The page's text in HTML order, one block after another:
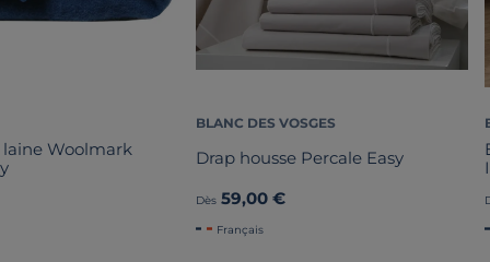
Woolmark
BLANC DES VOSGES
Drap housse Percale Easy
Dès 59,00 €
Français